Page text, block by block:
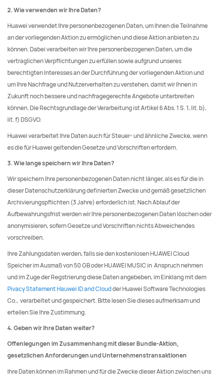
2. Wie verwenden wir Ihre Daten?
Huawei verwendet Ihre personenbezogenen Daten, um Ihnen die Teilnahme
an der vorliegenden Aktion zu ermöglichen und diese Aktion anbieten zu
können. Dabei verarbeiten wir Ihre personenbezogenen Daten, um die
vertraglichen Verpflichtungen zu erfüllen sowie aufgrund unseres
berechtigten Interesses an der Durchführung der vorliegenden Aktion und
um Ihre Nachfrage und Nutzerverhalten zu verstehen, damit wir Ihnen in
Zukunft noch bessere und nachfragegerechte Angebote unterbreiten
können. Die Rechtsgrundlage der Verarbeitung ist Artikel 6 Abs. 1 S. 1, lit. b),
lit. f) DSGVO.
Huawei verarbeitet Ihre Daten auch für Steuer- und ähnliche Zwecke, wenn
es die für Huawei geltenden Gesetze und Vorschriften erfordern.
3. Wie lange speichern wir Ihre Daten?
Wir speichern Ihre personenbezogenen Daten nicht länger, als es für die in
dieser Datenschutzerklärung definierten Zwecke und gemäß gesetzlichen
Archivierungspflichten (3 Jahre) erforderlich ist. Nach Ablauf der
Aufbewahrungsfrist werden wir Ihre personenbezogenen Daten löschen oder
anonymisieren, sofern Gesetze und Vorschriften nichts Abweichendes
vorschreiben.
Ihre Zahlungsdaten werden, falls sie den kostenlosen HUAWEI Cloud
Speicher im Ausmaß von 50 GB oder HUAWEI MUSIC in Anspruch nehmen
und im Zuge der Regstrierung diese Daten angebeben, im Einklang mit dem
Pivacy Statement Hauwei ID and Cloudder Huawei Software Technologies
Co., verarbeitet und gespeichert. Bitte lesen Sie dieses aufmerksam und
erteilen Sie Ihre Zustimmung.
4. Geben wir Ihre Daten weiter?
Offenlegungen im Zusammenhang mit dieser Bundle-Aktion,
gesetzlichen Anforderungen und Unternehmenstransaktionen
Ihre Daten können im Rahmen und für die Zwecke dieser Aktion zwischen uns